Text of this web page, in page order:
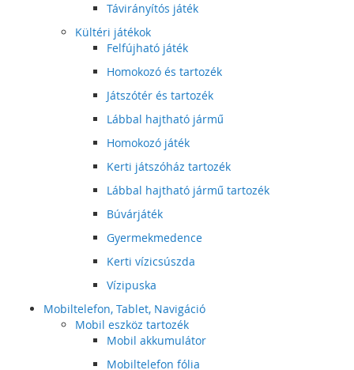
Távirányítós játék
Kültéri játékok
Felfújható játék
Homokozó és tartozék
Játszótér és tartozék
Lábbal hajtható jármű
Homokozó játék
Kerti játszóház tartozék
Lábbal hajtható jármű tartozék
Búvárjáték
Gyermekmedence
Kerti vízicsúszda
Vízipuska
Mobiltelefon, Tablet, Navigáció
Mobil eszköz tartozék
Mobil akkumulátor
Mobiltelefon fólia